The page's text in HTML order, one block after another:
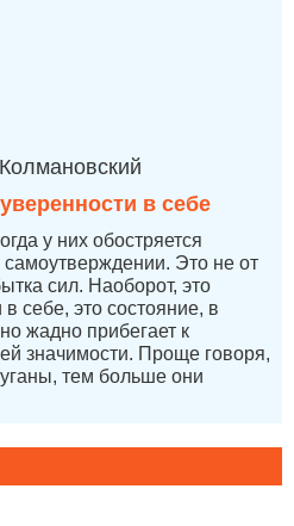
в себе
у них обостряется
самоутверждении. Это не от
сил. Наоборот, это
себе, это состояние, в
жадно прибегает к
значимости. Проще говоря,
тем больше они